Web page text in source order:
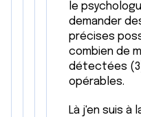
le
demander
précises
combien de
détectées
opérables.
Là j'en suis à